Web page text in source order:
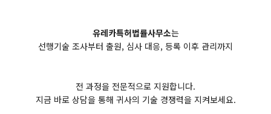
유레카특허법률사무소는
선행기술 조사부터 출원, 심사 대응, 등록 이후 관리까지
전 과정을 전문적으로 지원합니다.
지금 바로 상담을 통해 귀사의 기술 경쟁력을 지켜보세요.